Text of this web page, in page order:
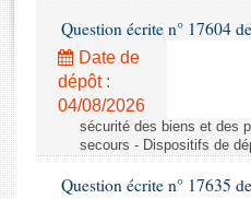
Rapports législatifs
Rapports sur l'application des
Baromètre de l’application des
Dossiers législatifs
Question écrite n° 17604
Date de
dépôt :
04/08/2026
sécurité des biens et des
secours - Dispositifs de
Question écrite n° 17635